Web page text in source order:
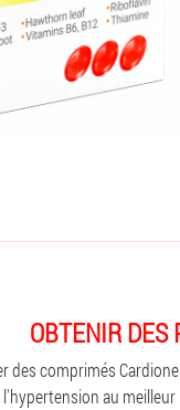
OBTENIR DES
des comprimés
au